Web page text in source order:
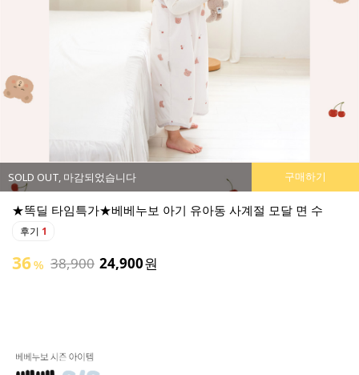
SOLD OUT, 마감되었습니다 구매하기
★똑딜 타임특가★베베누보 아기 유아동 사계절 모달 면 수
후기 1
36% 38,900 24,900원